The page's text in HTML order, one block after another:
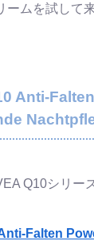
ームを試して
Anti-
Q10シリー
Falten